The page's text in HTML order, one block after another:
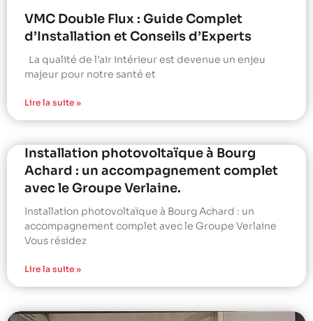
VMC Double Flux : Guide Complet
d’Installation et Conseils d’Experts
La qualité de l’air intérieur est devenue un enjeu
majeur pour notre santé et
Lire la suite »
Installation photovoltaïque à Bourg
Achard : un accompagnement complet
avec le Groupe Verlaine.
Installation photovoltaïque à Bourg Achard : un
accompagnement complet avec le Groupe Verlaine
Vous résidez
Lire la suite »